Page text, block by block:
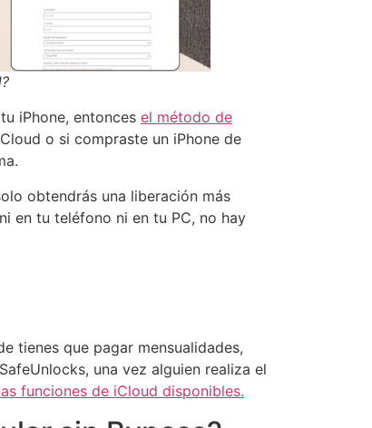
iPhone, entonces el método de
o si compraste un iPhone de
obtendrás una liberación más
en tu teléfono ni en tu PC, no hay
tienes que pagar mensualidades,
una vez alguien realiza el
funciones de iCloud disponibles.